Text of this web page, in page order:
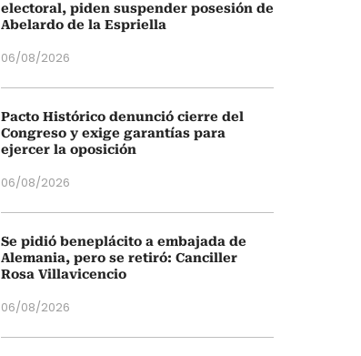
electoral, piden suspender posesión de
Abelardo de la Espriella
06/08/2026
Pacto Histórico denunció cierre del
Congreso y exige garantías para
ejercer la oposición
06/08/2026
Se pidió beneplácito a embajada de
Alemania, pero se retiró: Canciller
Rosa Villavicencio
06/08/2026